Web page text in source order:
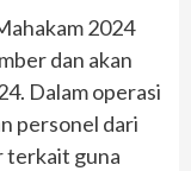
2024
dan akan
Dalam operasi
personel dari
terkait guna